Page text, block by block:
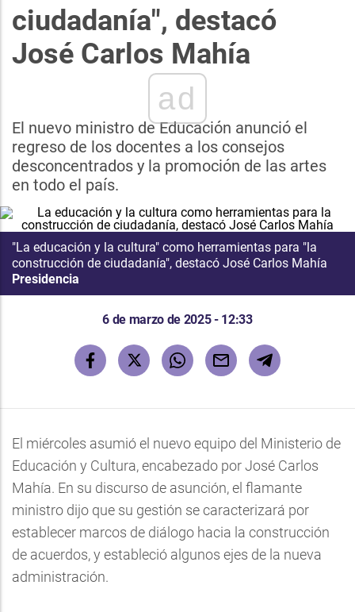
ciudadanía", destacó
José Carlos Mahía
ad
El nuevo ministro de Educación anunció el
regreso de los docentes a los consejos
desconcentrados y la promoción de las artes
en todo el país.
"La educación y la cultura" como herramientas para "la
construcción de ciudadanía", destacó José Carlos Mahía
Presidencia
6 de marzo de 2025 - 12:33
El miércoles asumió el nuevo equipo del Ministerio de
Educación y Cultura, encabezado por José Carlos
Mahía. En su discurso de asunción, el flamante
ministro dijo que su gestión se caracterizará por
establecer marcos de diálogo hacia la construcción
de acuerdos, y estableció algunos ejes de la nueva
administración.